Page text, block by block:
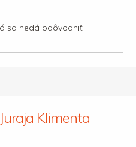
sa nedá odôvodniť
Klimenta